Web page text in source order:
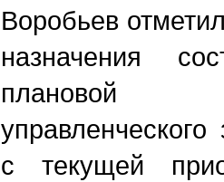
Воробьев
назначения
плановой
с текущей